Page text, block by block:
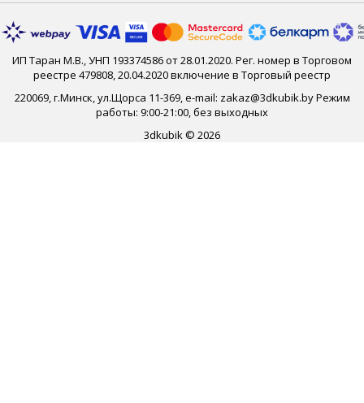
ИП Таран М.В., УНП 193374586 от 28.01.2020. Рег. номер в Торговом
реестре 479808, 20.04.2020 включение в Торговый реестр
220069, г.Минск, ул.Щорса 11-369, e-mail: zakaz@3dkubik.by Режим
работы: 9:00-21:00, без выходных
3dkubik © 2026